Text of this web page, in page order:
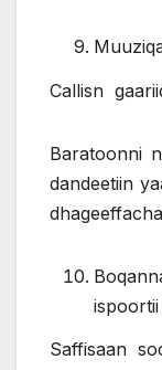
Callisn
Baratoonni
dandeetiin
Saffisaan